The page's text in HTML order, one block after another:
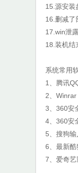
15.源安装
16.删减了
17.win泄
18.装机结
系统常用
1、腾讯
2、Winrar
3、360安
4、360安
5、搜狗
6、最新酷
7、爱奇